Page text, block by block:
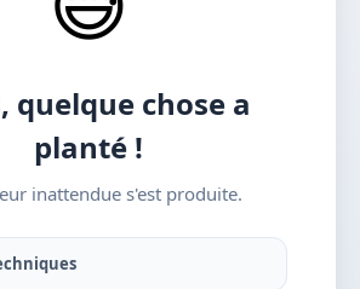
quelque chose a
planté !
inattendue s'est produite.